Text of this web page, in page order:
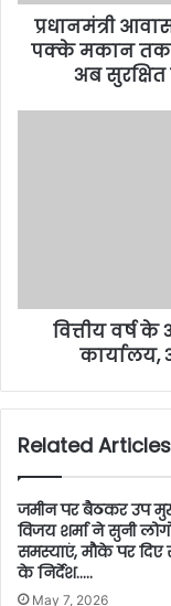
प्रधानमंत्री
पक्के मकान तक
अब
वित्तीय वर्ष
कार्यालय,
Related Articles
जमीन पर बैठकर उप
विजय शर्मा ने सुनी
समस्याएं, मौके पर दिए
के निर्देश…..
May 7, 2026